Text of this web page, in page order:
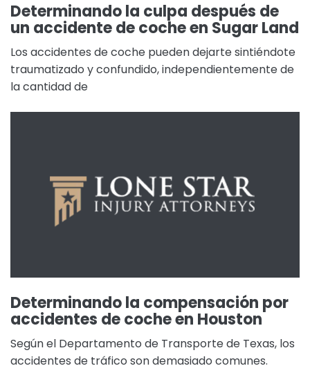
Determinando la culpa después de
un accidente de coche en Sugar Land
Los accidentes de coche pueden dejarte sintiéndote
traumatizado y confundido, independientemente de
la cantidad de
Determinando la compensación por
accidentes de coche en Houston
Según el Departamento de Transporte de Texas, los
accidentes de tráfico son demasiado comunes.